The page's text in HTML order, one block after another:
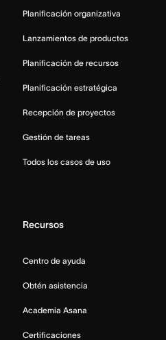
Planificación organizativa
Lanzamientos de productos
Planificación de recursos
Planificación estratégica
Recepción de proyectos
Gestión de tareas
Todos los casos de uso
Recursos
Centro de ayuda
Obtén asistencia
Academia Asana
Certificaciones